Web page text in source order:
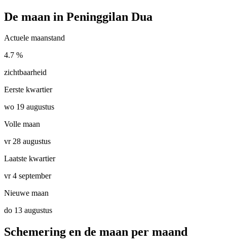
De maan in Peninggilan Dua
Actuele maanstand
4.7 %
zichtbaarheid
Eerste kwartier
wo 19 augustus
Volle maan
vr 28 augustus
Laatste kwartier
vr 4 september
Nieuwe maan
do 13 augustus
Schemering en de maan per maand